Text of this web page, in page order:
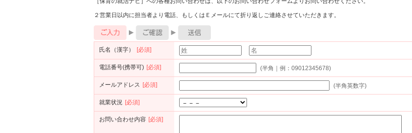
２営業日以内に担当者より電話、もしくはＥメールにて折り返しご連絡させていただきます。
氏名（漢字） [必須]
電話番号(携帯可) [必須] (半角｜例：09012345678)
メールアドレス [必須] (半角英数字)
就業状況 [必須]
お問い合わせ内容 [必須]